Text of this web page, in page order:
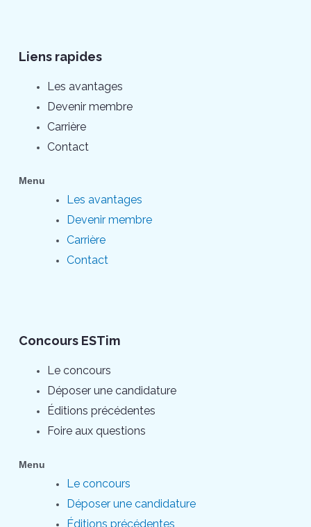
Liens rapides
Les avantages
Devenir membre
Carrière
Contact
Menu
Les avantages
Devenir membre
Carrière
Contact
Concours ESTim
Le concours
Déposer une candidature
Éditions précédentes
Foire aux questions
Menu
Le concours
Déposer une candidature
Éditions précédentes